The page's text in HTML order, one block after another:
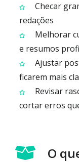
Checar
redações
Melhorar
e resumos
Ajustar
ficarem mais
Revisar
cortar erros
O